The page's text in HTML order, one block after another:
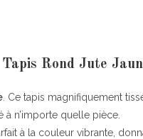
Rond Jute
. Ce tapis magnifiquement
n’importe quelle pièce.
à la couleur vibrante,